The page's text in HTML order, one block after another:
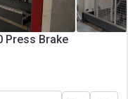
Press Brake